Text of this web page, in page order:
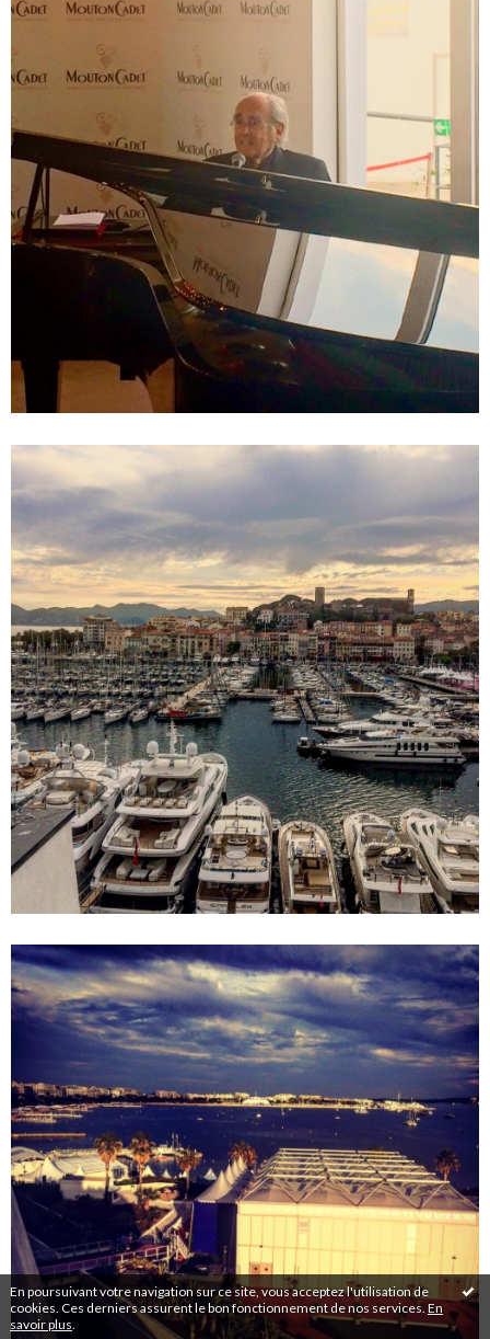
En poursuivant votre navigation sur ce site, vous acceptez l'utilisation de
cookies. Ces derniers assurent le bon fonctionnement de nos services. En
savoir plus